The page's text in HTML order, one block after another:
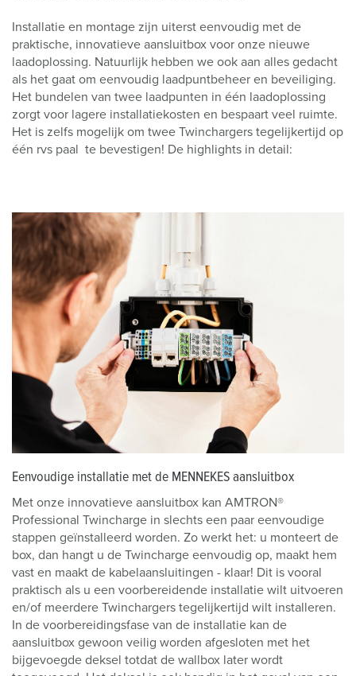
Installatie en montage zijn uiterst eenvoudig met de
praktische, innovatieve aansluitbox voor onze nieuwe
laadoplossing. Natuurlijk hebben we ook aan alles gedacht
als het gaat om eenvoudig laadpuntbeheer en beveiliging.
Het bundelen van twee laadpunten in één laadoplossing
zorgt voor lagere installatiekosten en bespaart veel ruimte.
Het is zelfs mogelijk om twee Twinchargers tegelijkertijd op
één rvs paal te bevestigen! De highlights in detail:
Eenvoudige installatie met de MENNEKES aansluitbox
Met onze innovatieve aansluitbox kan AMTRON®
Professional Twincharge in slechts een paar eenvoudige
stappen geïnstalleerd worden. Zo werkt het: u monteert de
box, dan hangt u de Twincharge eenvoudig op, maakt hem
vast en maakt de kabelaansluitingen - klaar! Dit is vooral
praktisch als u een voorbereidende installatie wilt uitvoeren
en/of meerdere Twinchargers tegelijkertijd wilt installeren.
In de voorbereidingsfase van de installatie kan de
aansluitbox gewoon veilig worden afgesloten met het
bijgevoegde deksel totdat de wallbox later wordt